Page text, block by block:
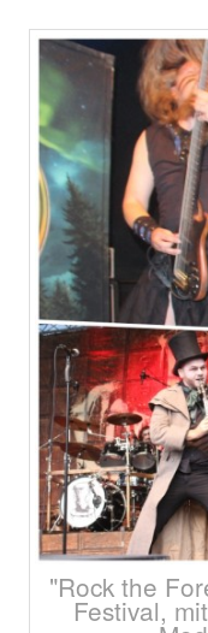
"Rock the
Festival,